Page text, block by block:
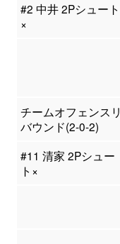
#2 中井 2Pシュート
×
チームオフェンスリ
バウンド(2-0-2)
#11 清家 2Pシュー
ト×